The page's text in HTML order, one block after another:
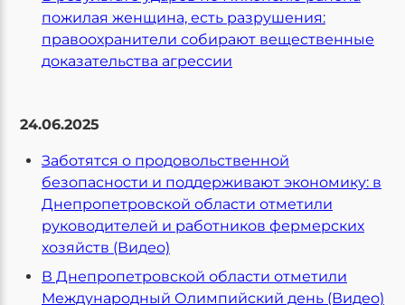
пожилая женщина, есть разрушения:
правоохранители собирают вещественные
доказательства агрессии
24.06.2025
Заботятся о продовольственной
безопасности и поддерживают экономику: в
Днепропетровской области отметили
руководителей и работников фермерских
хозяйств (Видео)
В Днепропетровской области отметили
Международный Олимпийский день (Видео)